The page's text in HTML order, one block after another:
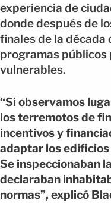
experiencia de
donde después de
finales de la
programas
vulnerables.
“Si observamos
los terremotos de
incentivos y
adaptar los
Se inspeccionaban
declaraban
normas”, explicó